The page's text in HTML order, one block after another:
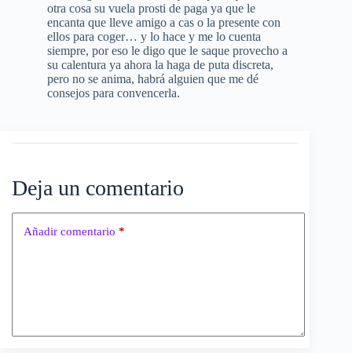
otra cosa su vuela prosti de paga ya que le
encanta que lleve amigo a cas o la presente con
ellos para coger… y lo hace y me lo cuenta
siempre, por eso le digo que le saque provecho a
su calentura ya ahora la haga de puta discreta,
pero no se anima, habrá alguien que me dé
consejos para convencerla.
Deja un comentario
Añadir comentario *